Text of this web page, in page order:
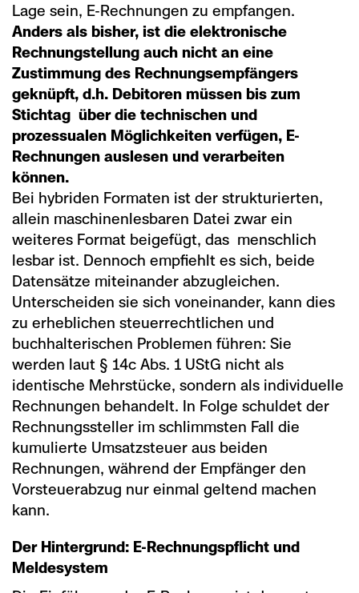
Lage sein, E-Rechnungen zu empfangen.
Anders als bisher, ist die elektronische
Rechnungstellung auch nicht an eine
Zustimmung des Rechnungsempfängers
geknüpft, d.h. Debitoren müssen bis zum
Stichtag über die technischen und
prozessualen Möglichkeiten verfügen, E-
Rechnungen auslesen und verarbeiten
können.
Bei hybriden Formaten ist der strukturierten,
allein maschinenlesbaren Datei zwar ein
weiteres Format beigefügt, das menschlich
lesbar ist. Dennoch empfiehlt es sich, beide
Datensätze miteinander abzugleichen.
Unterscheiden sie sich voneinander, kann dies
zu erheblichen steuerrechtlichen und
buchhalterischen Problemen führen: Sie
werden laut § 14c Abs. 1 UStG nicht als
identische Mehrstücke, sondern als individuelle
Rechnungen behandelt. In Folge schuldet der
Rechnungssteller im schlimmsten Fall die
kumulierte Umsatzsteuer aus beiden
Rechnungen, während der Empfänger den
Vorsteuerabzug nur einmal geltend machen
kann.
Der Hintergrund: E-Rechnungspflicht und
Meldesystem